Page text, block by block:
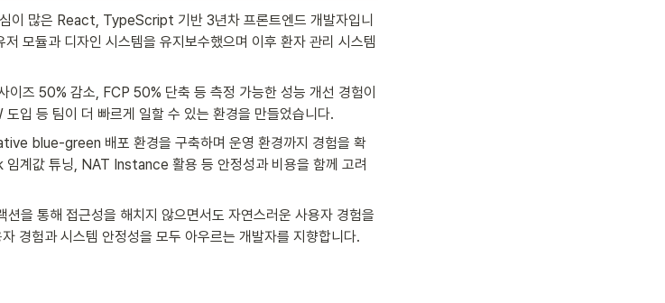
이 많은 React, TypeScript 기반 3년차 프론트엔드 개발자입니
모듈과 디자인 시스템을 유지보수했으며 이후 환자 관리 시스템
즈 50% 감소, FCP 50% 단축 등 측정 가능한 성능 개선 경험이
입 등 팀이 더 빠르게 일할 수 있는 환경을 만들었습니다.
blue-green 배포 환경을 구축하며 운영 환경까지 경험을 확
계값 튜닝, NAT Instance 활용 등 안정성과 비용을 함께 고려
을 통해 접근성을 해치지 않으면서도 자연스러운 사용자 경험을
경험과 시스템 안정성을 모두 아우르는 개발자를 지향합니다.